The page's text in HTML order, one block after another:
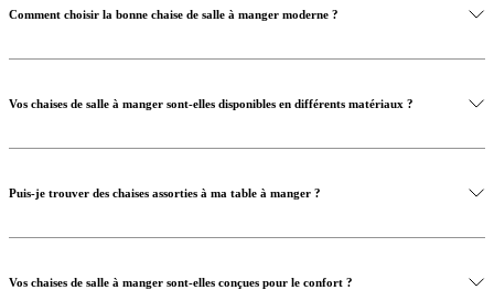
Comment choisir la bonne chaise de salle à manger moderne ?
Vos chaises de salle à manger sont-elles disponibles en différents matériaux ?
Puis-je trouver des chaises assorties à ma table à manger ?
Vos chaises de salle à manger sont-elles conçues pour le confort ?